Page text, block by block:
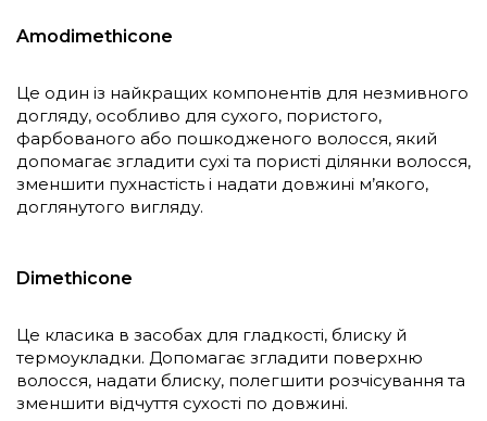
Amodimethicone
Це один із найкращих компонентів для незмивного
догляду, особливо для сухого, пористого,
фарбованого або пошкодженого волосся, який
допомагає згладити сухі та пористі ділянки волосся,
зменшити пухнастість і надати довжині м’якого,
доглянутого вигляду.
Dimethicone
Це класика в засобах для гладкості, блиску й
термоукладки. Допомагає згладити поверхню
волосся, надати блиску, полегшити розчісування та
зменшити відчуття сухості по довжині.